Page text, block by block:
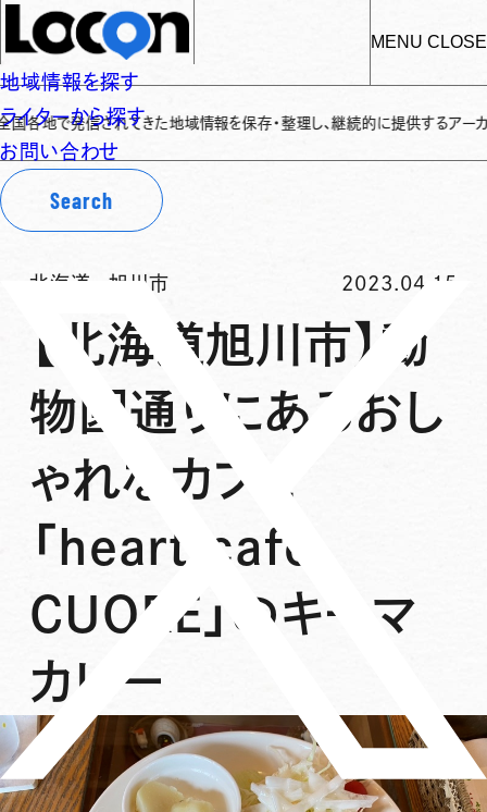
MENU CLOSE
地域情報を探す
ライターから探す
お問い合わせ
Search
信されてきた地域情報を保存・整理し、継続的に提供するアーカイブサイト
北海道 -旭川市 2023.04.15
【北海道旭川市】動
物園通りにあるおし
ゃれなカフェ
「heart cafe
CUORE」のキーマ
カレー